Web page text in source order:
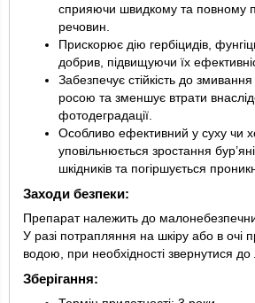
сприяючи швидкому та повному
речовин.
Прискорює дію гербіцидів,
добрив, підвищуючи їх
Забезпечує стійкість до
росою та зменшує втрати
фотодеградації.
Особливо ефективний у суху чи
уповільнюється зростання
шкідників та погіршується
Заходи безпеки:
Препарат належить до
У разі потрапляння на шкіру або в очі
водою, при необхідності звернутися до
Зберігання: